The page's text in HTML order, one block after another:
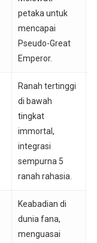
petaka untuk
mencapai
Pseudo-Great
Emperor.
Ranah tertinggi
di bawah
tingkat
immortal,
integrasi
sempurna 5
ranah rahasia.
Keabadian di
dunia fana,
menguasai